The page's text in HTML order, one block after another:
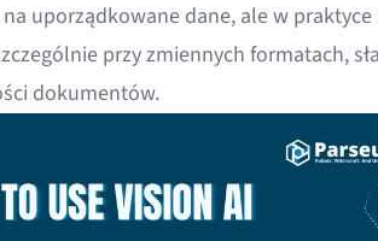
uporządkowane dane, ale w praktyce
przy zmiennych formatach,
dokumentów.